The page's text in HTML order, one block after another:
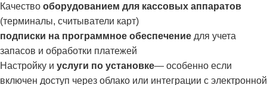
Качество оборудованием для кассовых аппаратов
(терминалы, считыватели карт)
подписки на программное обеспечение для учета
запасов и обработки платежей
Настройку и услуги по установке— особенно если
включен доступ через облако или интеграции с электронной